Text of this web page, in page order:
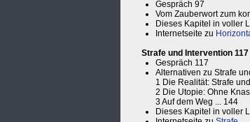
Gespräch 97
Vom Zauberwort zum
Dieses Kapitel in voller
Internetseite zu
Strafe und Intervention 117
Gespräch 117
Alternativen zu Strafe
1 Die Realität: Strafe
2 Die Utopie: Ohne
3 Auf dem Weg ... 144
Dieses Kapitel in voller